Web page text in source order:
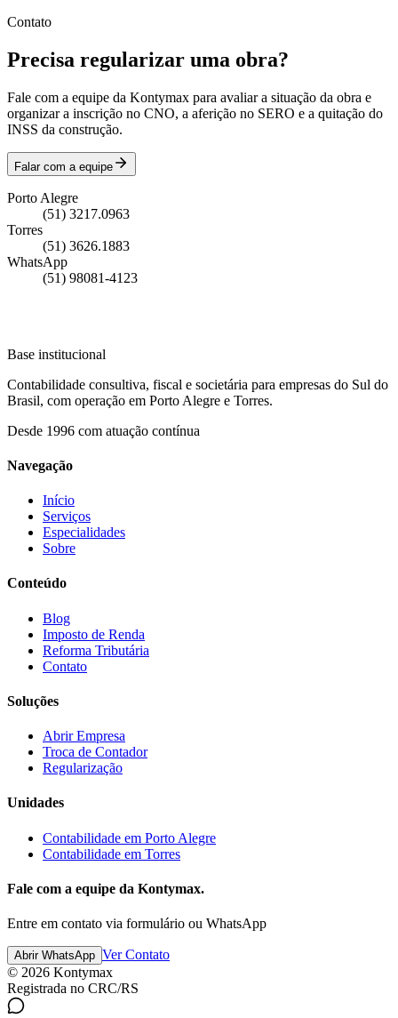
Contato
Precisa regularizar uma obra?
Fale com a equipe da Kontymax para avaliar a situação da obra e
organizar a inscrição no CNO, a aferição no SERO e a quitação do
INSS da construção.
Falar com a equipe
Porto Alegre
(51) 3217.0963
Torres
(51) 3626.1883
WhatsApp
(51) 98081-4123
Base institucional
Contabilidade consultiva, fiscal e societária para empresas do Sul do
Brasil, com operação em Porto Alegre e Torres.
Desde 1996 com atuação contínua
Navegação
Início
Serviços
Especialidades
Sobre
Conteúdo
Blog
Imposto de Renda
Reforma Tributária
Contato
Soluções
Abrir Empresa
Troca de Contador
Regularização
Unidades
Contabilidade em Porto Alegre
Contabilidade em Torres
Fale com a equipe da Kontymax.
Entre em contato via formulário ou WhatsApp
Abrir WhatsApp Ver Contato
© 2026 Kontymax
Registrada no CRC/RS